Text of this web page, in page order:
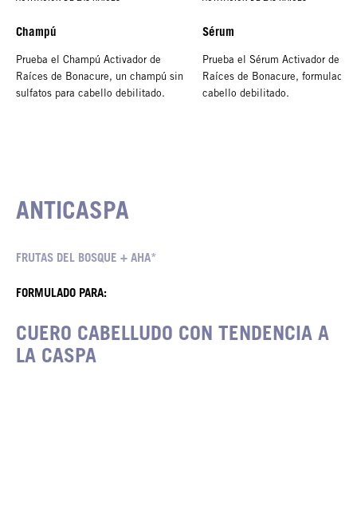
Champú
Prueba el Champú Activador de
Raíces de Bonacure, un champú sin
sulfatos para cabello debilitado.
Sérum
Prueba el Sérum Activador de
Raíces de Bonacure, formulado
cabello debilitado.
ANTICASPA
FRUTAS DEL BOSQUE + AHA*
FORMULADO PARA:
CUERO CABELLUDO CON TENDENCIA A
LA CASPA